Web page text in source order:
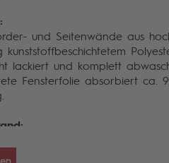
und Seitenwände aus
kunststoffbeschichtetem
lackiert und komplett
Fensterfolie absorbiert ca.
tauschen; Fenster mit